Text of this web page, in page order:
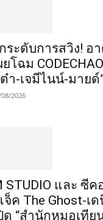
ระดับการสวิง! อ
ยโฉม
ต๋า-เจมีไนน์-มาย
2026
STUDIO และ ซี
จ็ค The Ghost-เ
ด “สำนักหมอเทีย